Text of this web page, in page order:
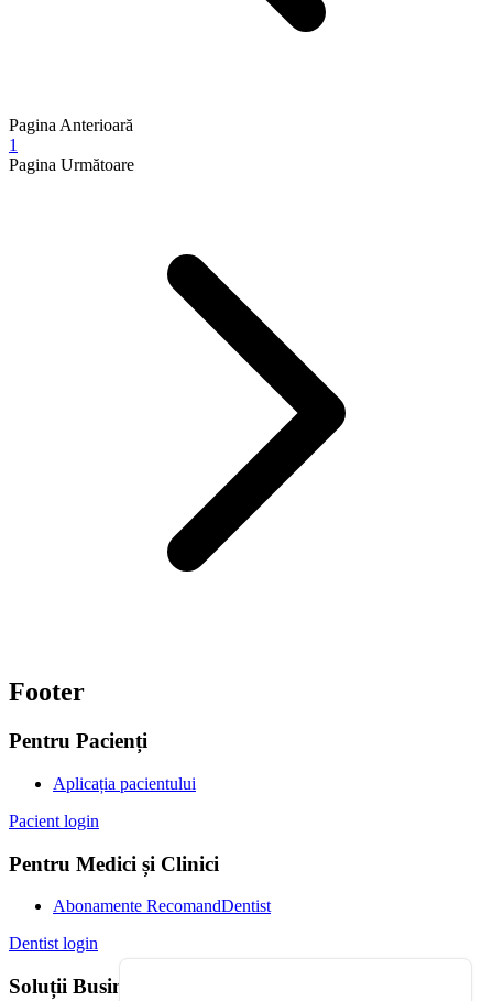
Pagina Anterioară
1
Pagina Următoare
Footer
Pentru Pacienți
Aplicația pacientului
Pacient login
Pentru Medici și Clinici
Abonamente RecomandDentist
Dentist login
Soluții Business